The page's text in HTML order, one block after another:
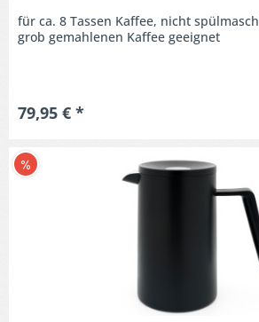
für ca. 8 Tassen Kaffee, nicht
grob gemahlenen Kaffee geeignet
79,95 € *